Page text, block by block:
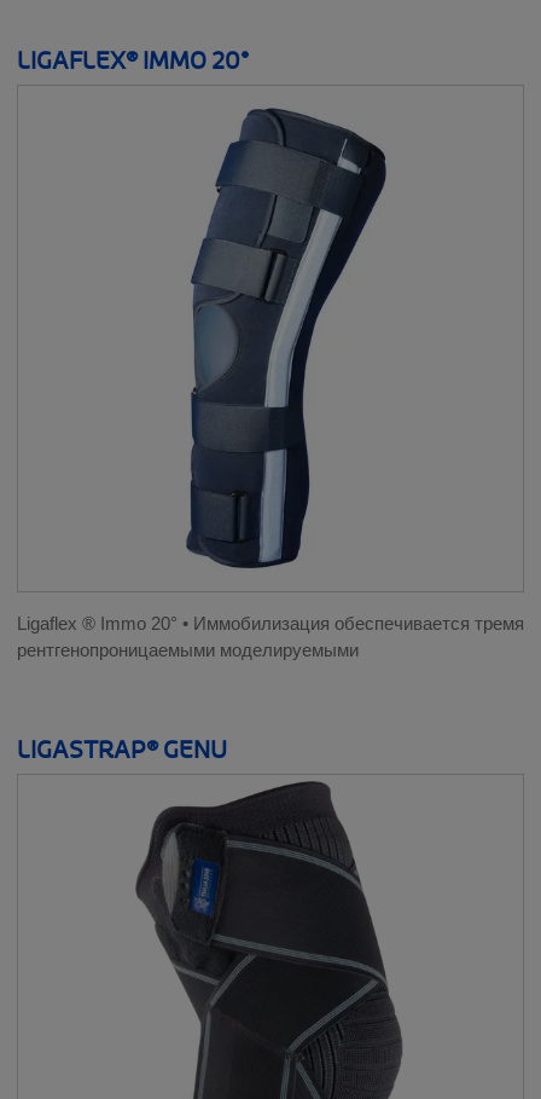
LIGAFLEX® IMMO 20°
Ligaflex ® Immo 20° • Иммобилизация обеспечивается тремя
рентгенопроницаемыми моделируемыми
LIGASTRAP® GENU